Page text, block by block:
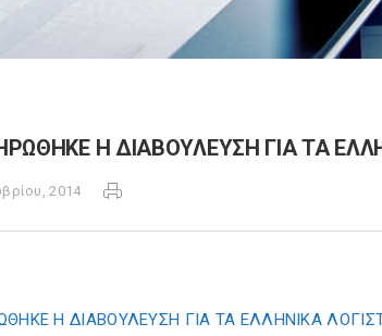
Η ΔΙΑΒΟΥΛΕΥΣΗ ΓΙΑ ΤΑ
2014
Η ΔΙΑΒΟΥΛΕΥΣΗ ΓΙΑ ΤΑ ΕΛΛΗΝΙΚΑ